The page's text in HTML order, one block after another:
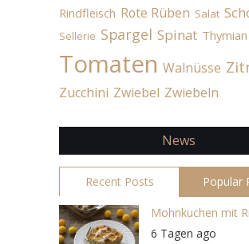
Rindfleisch Rote Rüben Salat
Sellerie Spargel Spinat Thymian
Tomaten Walnüsse
Zucchini Zwiebel Zwiebeln
News
Recent Posts Popular
Mohnkuchen mit
6 Tagen ago